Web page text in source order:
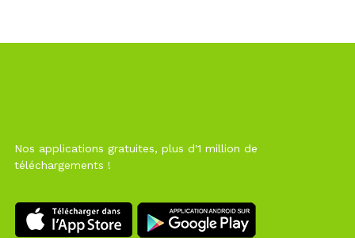
Nos applications gratuites, plus d'1 million de
téléchargements !